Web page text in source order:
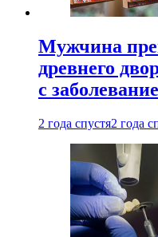
Мужчина
древнего
с
2 года спустя2 года